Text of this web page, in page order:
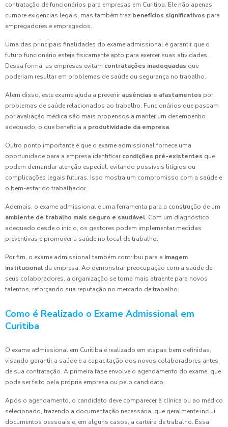
contratação de funcionários para empresas em Curitiba. Ele não apenas
cumpre exigências legais, mas também traz benefícios significativos para
empregadores e empregados.
Uma das principais finalidades do exame admissional é garantir que o
futuro funcionário esteja fisicamente apto para exercer suas atividades.
Dessa forma, as empresas evitam contratações inadequadas que
poderiam resultar em problemas de saúde ou segurança no trabalho.
Além disso, este exame ajuda a prevenir ausências e afastamentos por
problemas de saúde relacionados ao trabalho. Funcionários que passam
por avaliação médica são mais propensos a manter um desempenho
adequado, o que beneficia a produtividade da empresa.
Outro ponto importante é que o exame admissional fornece uma
oportunidade para a empresa identificar condições pré-existentes que
podem demandar atenção especial, evitando possíveis litígios ou
complicações legais futuras. Isso mostra um compromisso com a saúde e
o bem-estar do trabalhador.
Ademais, o exame admissional é uma ferramenta para a construção de um
ambiente de trabalho mais seguro e saudável. Com um diagnóstico
adequado desde o início, os gestores podem implementar medidas
preventivas e promover a saúde no local de trabalho.
Por fim, o exame admissional também contribui para a imagem
institucional da empresa. Ao demonstrar preocupação com a saúde de
seus colaboradores, a organização se torna mais atraente para novos
talentos, reforçando sua reputação no mercado de trabalho.
Como é Realizado o Exame Admissional em
Curitiba
O exame admissional em Curitiba é realizado em etapas bem definidas,
visando garantir a saúde e a capacitação dos novos colaboradores antes
de sua contratação. A primeira fase envolve o agendamento do exame, que
pode ser feito pela própria empresa ou pelo candidato.
Após o agendamento, o candidato deve comparecer à clínica ou ao médico
selecionado, trazendo a documentação necessária, que geralmente inclui
documentos pessoais e, em alguns casos, a carteira de trabalho. Essa